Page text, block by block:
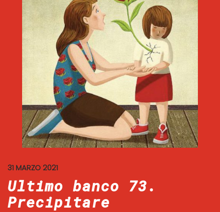
31 MARZO 2021
Ultimo banco 73.
Precipitare